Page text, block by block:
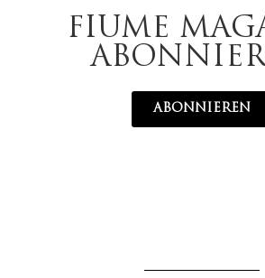
FIUME
ABONNIEREN